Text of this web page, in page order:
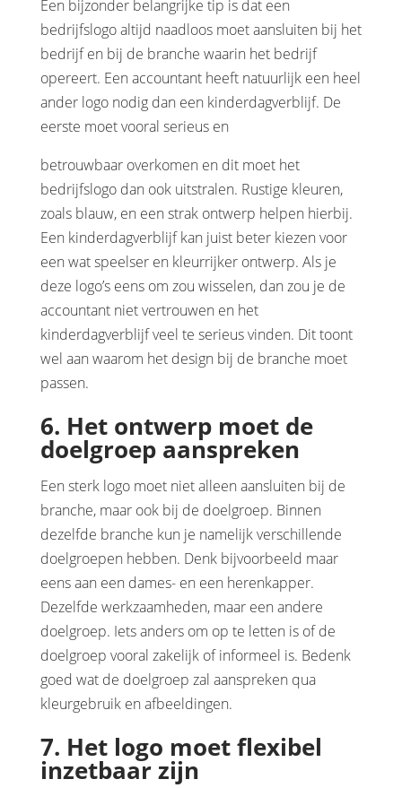
Een bijzonder belangrijke tip is dat een
bedrijfslogo altijd naadloos moet aansluiten bij het
bedrijf en bij de branche waarin het bedrijf
opereert. Een accountant heeft natuurlijk een heel
ander logo nodig dan een kinderdagverblijf. De
eerste moet vooral serieus en
betrouwbaar overkomen en dit moet het
bedrijfslogo dan ook uitstralen. Rustige kleuren,
zoals blauw, en een strak ontwerp helpen hierbij.
Een kinderdagverblijf kan juist beter kiezen voor
een wat speelser en kleurrijker ontwerp. Als je
deze logo’s eens om zou wisselen, dan zou je de
accountant niet vertrouwen en het
kinderdagverblijf veel te serieus vinden. Dit toont
wel aan waarom het design bij de branche moet
passen.
6. Het ontwerp moet de
doelgroep aanspreken
Een sterk logo moet niet alleen aansluiten bij de
branche, maar ook bij de doelgroep. Binnen
dezelfde branche kun je namelijk verschillende
doelgroepen hebben. Denk bijvoorbeeld maar
eens aan een dames- en een herenkapper.
Dezelfde werkzaamheden, maar een andere
doelgroep. Iets anders om op te letten is of de
doelgroep vooral zakelijk of informeel is. Bedenk
goed wat de doelgroep zal aanspreken qua
kleurgebruik en afbeeldingen.
7. Het logo moet flexibel
inzetbaar zijn